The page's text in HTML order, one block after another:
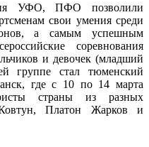
УФО, ПФО позволили
свои умения среди
а самым успешным
соревнования
и девочек (младший
группе стал тюменский
где с 10 по 14 марта
страны из разных
Платон Жарков и